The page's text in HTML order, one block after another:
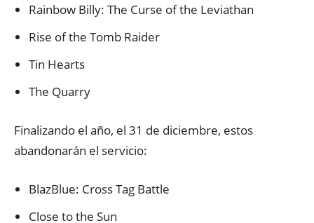
Rainbow Billy: The Curse of the Leviathan
Rise of the Tomb Raider
Tin Hearts
The Quarry
Finalizando el año, el 31 de diciembre, estos
abandonarán el servicio:
BlazBlue: Cross Tag Battle
Close to the Sun